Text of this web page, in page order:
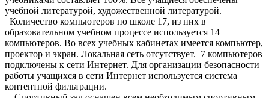
учебной литературой, художественной литературой.
Количество компьютеров по школе 17, из них в
образовательном учебном процессе используется 14
компьютеров. Во всех учебных кабинетах имеется компьютер,
проектор и экран. Локальная сеть отсутствует. 7 компьютеров
подключены к сети Интернет. Для организации безопасности
работы учащихся в сети Интернет используется система
контентной фильтрации.